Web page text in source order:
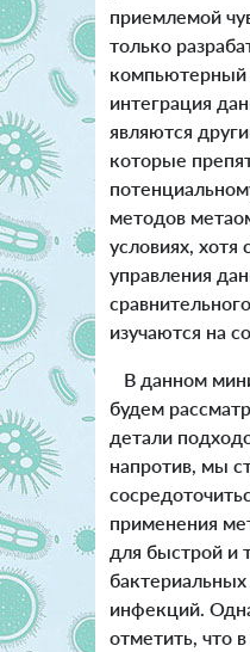
приемлемой
только
компьютерный
интеграция
являются
которые
методов
условиях, хотя
управления
изучаются на
В данном
будем
детали
напротив, мы
применения
для быстрой и
бактериальных
инфекций.
отметить, что